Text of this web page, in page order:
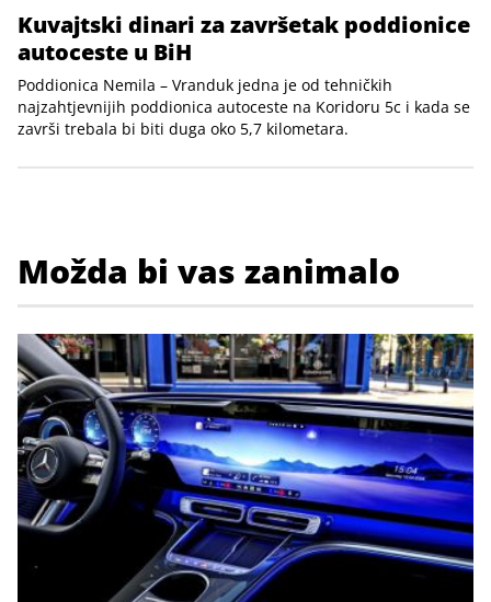
Kuvajtski dinari za završetak poddionice
autoceste u BiH
Poddionica Nemila – Vranduk jedna je od tehničkih
najzahtjevnijih poddionica autoceste na Koridoru 5c i kada se
završi trebala bi biti duga oko 5,7 kilometara.
Možda bi vas zanimalo